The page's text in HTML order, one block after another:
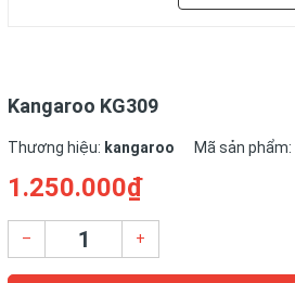
Nhiệt độ sấy
Kangaroo KG309
Thương hiệu: kangaroo Mã sản phẩm:
1.250.000₫
– +